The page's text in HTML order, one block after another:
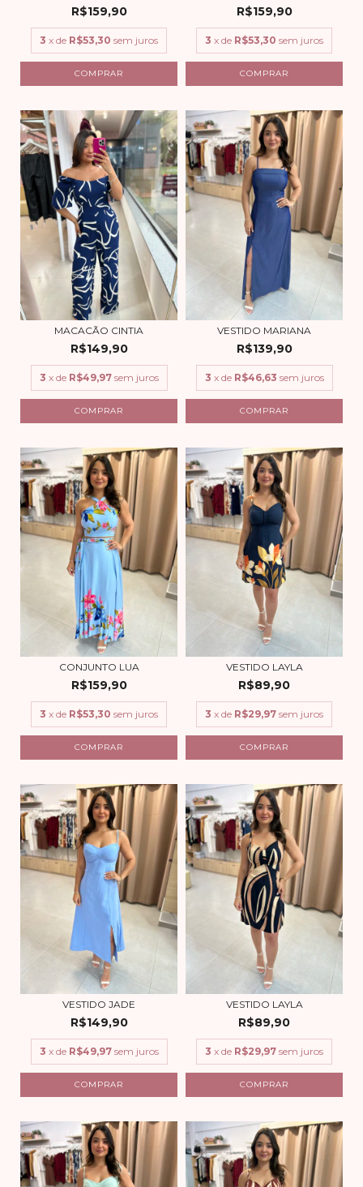
R$159,90
3 x de R$53,30 sem juros
COMPRAR
R$159,90
3 x de R$53,30 sem juros
COMPRAR
MACACÃO CINTIA
R$149,90
3 x de R$49,97 sem juros
COMPRAR
VESTIDO MARIANA
R$139,90
3 x de R$46,63 sem juros
COMPRAR
CONJUNTO LUA
R$159,90
3 x de R$53,30 sem juros
COMPRAR
VESTIDO LAYLA
R$89,90
3 x de R$29,97 sem juros
COMPRAR
VESTIDO JADE
R$149,90
3 x de R$49,97 sem juros
COMPRAR
VESTIDO LAYLA
R$89,90
3 x de R$29,97 sem juros
COMPRAR